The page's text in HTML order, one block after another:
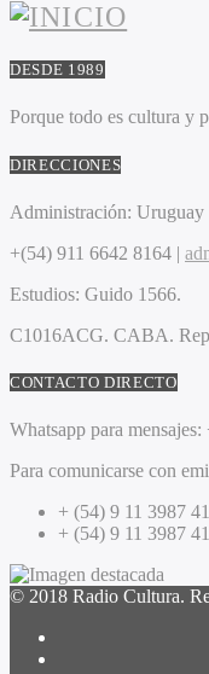
DESDE 1989
Porque todo es cultura y
DIRECCIONES
Administración: Uruguay
+(54) 911 6642 8164 |
Estudios: Guido 1566.
C1016ACG. CABA.
CONTACTO DIRECTO
Whatsapp para mensajes:
Para comunicarse con
+ (54) 9 11 3987
+ (54) 9 11 3987
© 2018 Radio Cultura.